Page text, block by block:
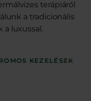
terápiáról
a tradicionális
a luxussal.
KEZELÉSEK